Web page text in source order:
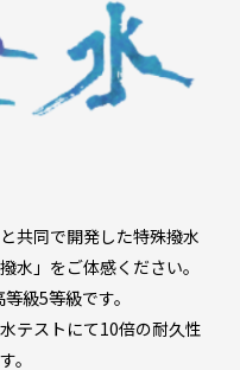
共同で開発した特殊撥水
水」をご体感ください。
級5等級です。
テストにて10倍の耐久性
。